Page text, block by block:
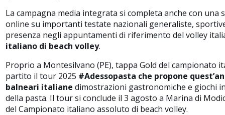
La campagna media integrata si completa anche con una
online su importanti testate nazionali generaliste,
presenza negli appuntamenti di riferimento del volley
italiano di beach volley.
Proprio a Montesilvano (PE), tappa Gold del campionato
partito il tour 2025 #Adessopasta che propone
balneari italiane dimostrazioni gastronomiche e giochi
della pasta. Il tour si conclude il 3 agosto a Marina di
del Campionato italiano assoluto di beach volley.